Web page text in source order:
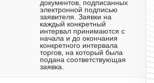
документов, подписанных
электронной подписью
заявителя. Заявки на
каждый конкретный
интервал принимаются с
начала и до окончания
конкретного интервала
торгов, на который была
подана соответствующая
заявка.